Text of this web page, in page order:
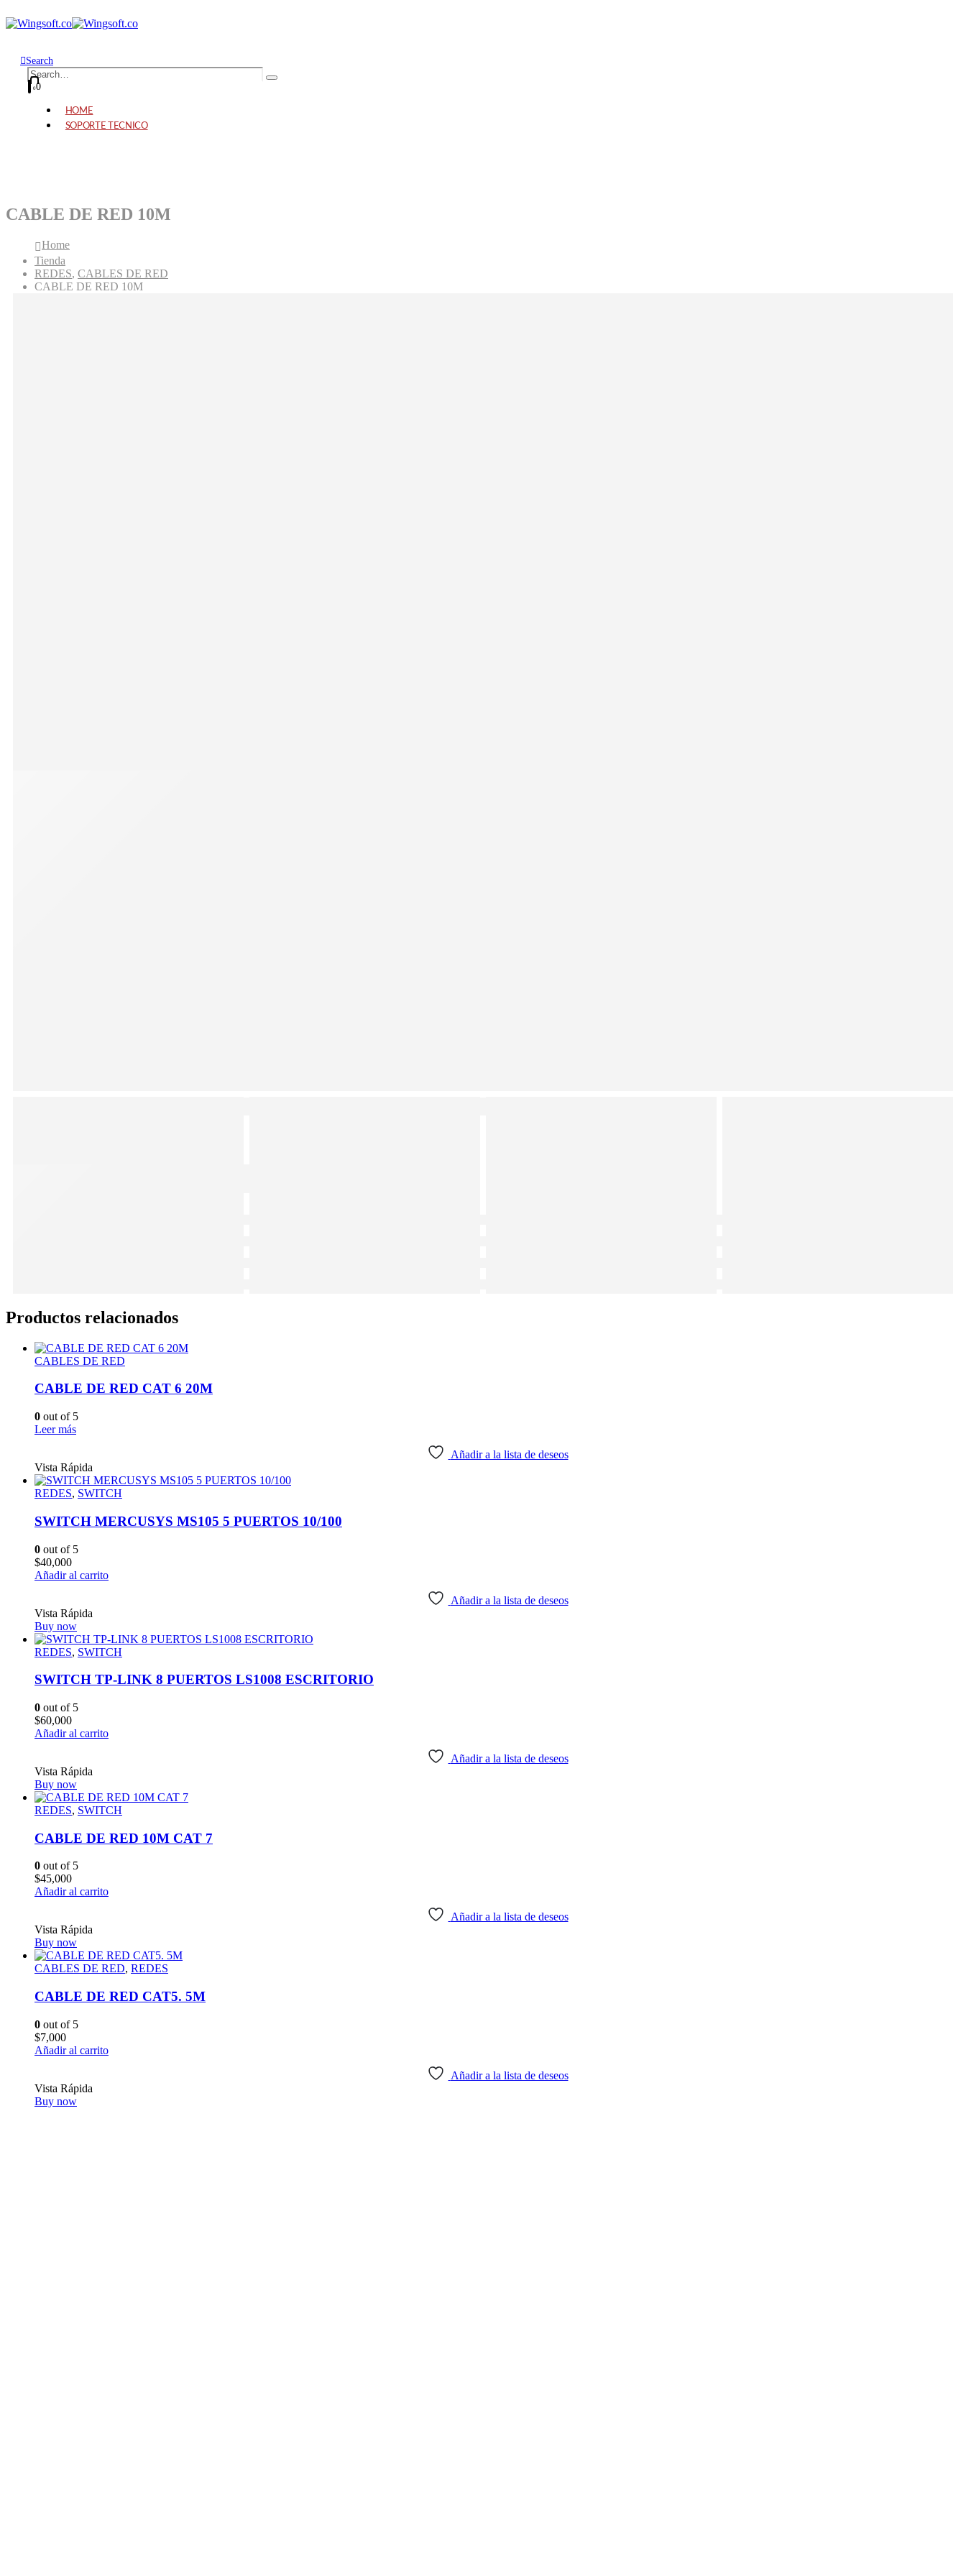
Search
00
HOME
SOPORTE TECNICO
CABLE DE RED 10M
Home
Tienda
REDES, CABLES DE RED
CABLE DE RED 10M
Productos relacionados
CABLES DE RED
CABLE DE RED CAT 6 20M
0 out of 5
Leer más
Añadir a la lista de deseos
Vista Rápida
REDES, SWITCH
SWITCH MERCUSYS MS105 5 PUERTOS 10/100
0 out of 5
$40,000
Añadir al carrito
Añadir a la lista de deseos
Vista Rápida
Buy now
REDES, SWITCH
SWITCH TP-LINK 8 PUERTOS LS1008 ESCRITORIO
0 out of 5
$60,000
Añadir al carrito
Añadir a la lista de deseos
Vista Rápida
Buy now
REDES, SWITCH
CABLE DE RED 10M CAT 7
0 out of 5
$45,000
Añadir al carrito
Añadir a la lista de deseos
Vista Rápida
Buy now
CABLES DE RED, REDES
CABLE DE RED CAT5. 5M
0 out of 5
$7,000
Añadir al carrito
Añadir a la lista de deseos
Vista Rápida
Buy now